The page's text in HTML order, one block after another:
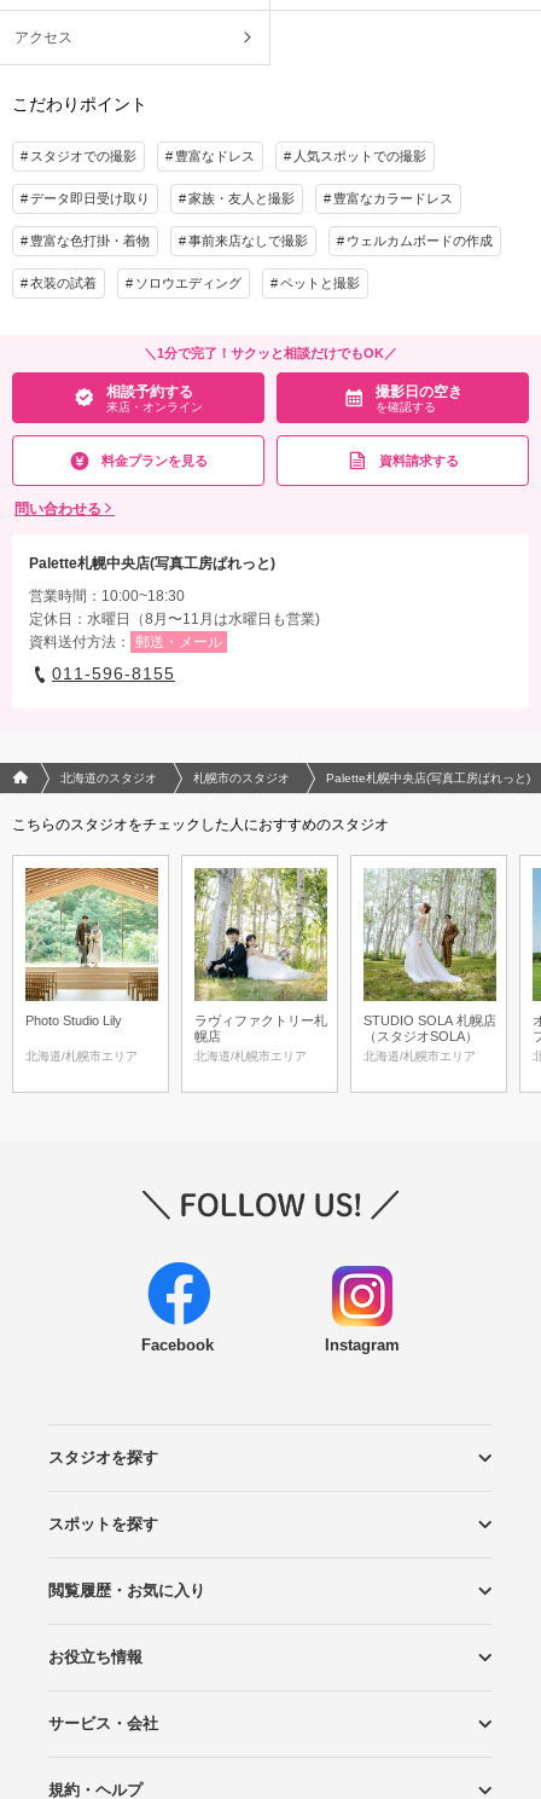
アクセス
こだわりポイント
スタジオでの撮影 豊富なドレス 人気スポットでの撮影
データ即日受け取り 家族・友人と撮影 豊富なカラードレス
豊富な色打掛・着物 事前来店なしで撮影 ウェルカムボードの作成
衣装の試着 ソロウエディング ペットと撮影
＼1分で完了！サクッと相談だけでもOK／
相談予約する
来店・オンライン
撮影日の空き
を確認する
料金プランを見る 資料請求する
問い合わせる
Palette札幌中央店(写真工房ぱれっと)
営業時間：10:00~18:30
定休日：水曜日（8月〜11月は水曜日も営業)
資料送付方法：
郵送・メール
011-596-8155
フォトウエディング/結婚写真のPhotorait ホーム
北海道のスタジオ 札幌市のスタジオ Palette札幌中央店(写真工房ぱれっと)
こちらのスタジオをチェックした人におすすめのスタジオ
Photo Studio Lily
北海道/札幌市エリア
ラヴィファクトリー札
幌店
北海道/札幌市エリア
STUDIO SOLA 札幌店
（スタジオSOLA）
北海道/札幌市エリア
Facebook Instagram
スタジオを探す
エリアから探す
こだわりから探す
NEW PHOTO STYLE
プランから探す
フォトタイプ診断
フォトグラファーから探す
国内リゾートから探す
スポットを探す
ロケーションから探す
スタジオから探す
閲覧履歴・お気に入り
閲覧スタジオ
お気に入り
お役立ち情報
Wedding Photo マガジン
はじめてガイド
サービス・会社
Photoraitとは
スタジオの掲載について
お問い合わせ
運営会社
サイトマップ
規約・ヘルプ